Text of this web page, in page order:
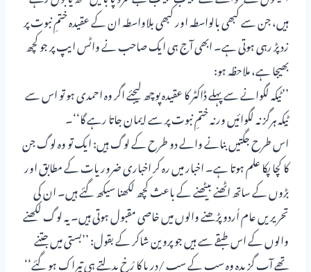
ہیں، جن سے کبھی بالواسطہ اور کبھی بلاواسطہ ان کے عقیدہ ختمِ نبوت پر
زد پڑ رہی ہوتی ہے۔ ابھی آج ہی ایک صاحب نے واٹس ایپ پر جو کچھ
بھیجا ہے، ملاحظہ ہو:
’’ٹیکہ لگوانے سے پہلے ڈاکٹر کا عقیدہ پوچھ لیجئے اگر وہ احمدی ہو تو اس سے
ٹیکہ ہرگز نہ لگوائیں ورنہ ختمِ نبوت پر سے ایمان جاتا رہے گا‘‘۔
اس طرح جگتیں بنانے والے دو طرح کے لوگ ہیں: ایک تو وہ لوگ جن
کا کچا پکا علم ہوتا ہے۔ اخبار میں رہ کر اخباری ضروریات کے مطابق اور
بڑوں کے ساتھ اٹھنے بیٹھنے کے باعث کچھ لکھنا سیکھ گئے ہیں۔ ان کی
تحریریں عام اُردو پڑھنے والوں میں خاصی مقبول ہوتی ہیں۔ یہ لوگ لکھنے
والوں کے اس طبقے سے ہیں جو پروین شاکر کے بقول: ’’بستی میں جتنے
تھے آب گزیدہ وہ سب کے سب /دریا کا رُخ بدلتے ہی تیراک ہو گئے‘‘